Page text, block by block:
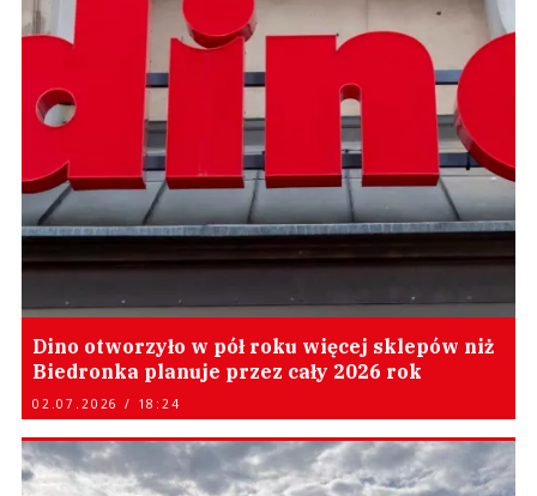
Dino otworzyło w pół roku więcej sklepów niż
Biedronka planuje przez cały 2026 rok
02.07.2026 / 18:24